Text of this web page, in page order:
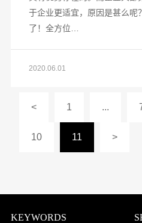
于企业更适宜，原因是甚么呢
了！全方位…
2020.06.01
< 1 ...
10 11 >
KEYWORDS